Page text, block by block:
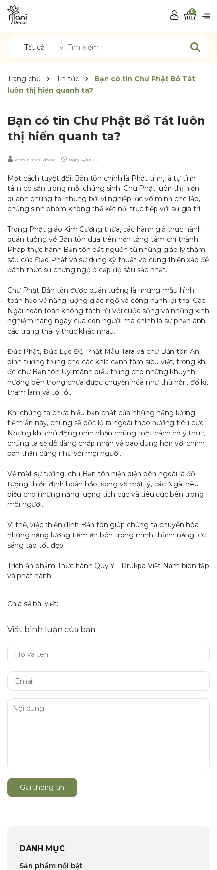
Tất cả
0
Trang chủ Tin tức
Bạn có tin Chư Phật Bồ Tát
luôn thị hiển quanh ta?
Bạn có tin Chư Phật Bồ Tát luôn
thị hiển quanh ta?
Admin mani-decor Ngày 14/10/2021
Một cách tuyệt đối, Bản tôn chính là Phật tính, là tự tính
tâm có sẵn trong mỗi chúng sinh. Chư Phật luôn thị hiện
quanh chúng ta, nhưng bởi vì nghiệp lực vô minh che lấp,
chúng sinh phàm không thể kết nối trực tiếp với sự gia trì.
Trong Phật giáo Kim Cương thừa, các hành giả thực hành
quán tưởng về Bản tôn dựa trên nền tảng tâm chí thành.
Pháp thực hành Bản tôn bắt nguồn từ những giáo lý thâm
sâu của Đạo Phật và sử dụng kỹ thuật vô cùng thiện xảo để
đánh thức sự chứng ngộ ở cấp độ sâu sắc nhất.
Chư Phật Bản tôn được quán tưởng là những mẫu hình
toàn hảo về năng lượng giác ngộ và công hạnh lợi tha. Các
Ngài hoàn toàn không tách rời với cuộc sống và những kinh
nghiệm hàng ngày của con người mà chính là sự phản ánh
các trạng thái ý thức khác nhau.
Đức Phật, Đức Lục Độ Phật Mẫu Tara và chư Bản tôn An
bình tượng trưng cho các khía cạnh tâm siêu việt, trong khi
đó chư Bản tôn Uy mãnh biểu trưng cho những khuynh
hướng bên trong chưa được chuyển hóa như thù hằn, đố kị,
tham lam và tội lỗi.
Khi chúng ta chưa hiểu bản chất của những năng lượng
tiềm ẩn này, chúng sẽ bộc lộ ra ngoài theo hướng tiêu cực.
Nhưng khi chủ động nhìn nhận chúng một cách có ý thức,
chúng ta sẽ dễ dàng chấp nhận và bao dung hơn với chính
bản thân cũng như với mọi người.
Về mặt sự tướng, chư Bản tôn hiện diện bên ngoài là đối
tượng thiền định hoàn hảo, song về mặt lý, các Ngài nêu
biểu cho những năng lượng tích cực và tiêu cực bên trong
mỗi người.
Vì thế, việc thiền định Bản tôn giúp chúng ta chuyển hóa
những năng lượng tiềm ẩn bên trong mình thành năng lực
sáng tạo tốt đẹp.
Trích ấn phẩm Thực hành Quy Y - Drukpa Việt Nam biên tập
và phát hành
Chia sẻ bài viết:
Viết bình luận của bạn
Gửi thông tin
DANH MỤC
Sản phẩm nổi bật